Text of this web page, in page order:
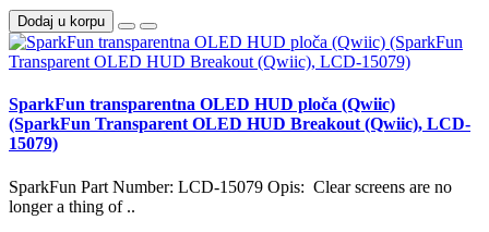
Dodaj u korpu
SparkFun transparentna OLED HUD ploča (Qwiic)
(SparkFun Transparent OLED HUD Breakout (Qwiic), LCD-
15079)
SparkFun Part Number: LCD-15079 Opis: Clear screens are no
longer a thing of ..